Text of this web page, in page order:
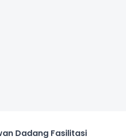
Dadang Fasilitasi